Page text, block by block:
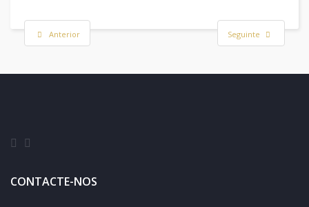
Anterior Seguinte
CONTACTE-NOS